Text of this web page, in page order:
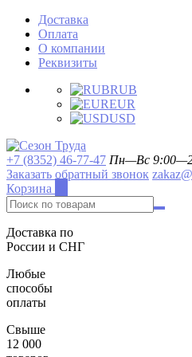
Доставка
Оплата
О компании
Реквизиты
RUB
EUR
USD
+7 (8352) 46-77-47 Пн—Вс
Заказать обратный звонок
Корзина
Доставка по
России и СНГ
Любые
способы
оплаты
Свыше
12 000